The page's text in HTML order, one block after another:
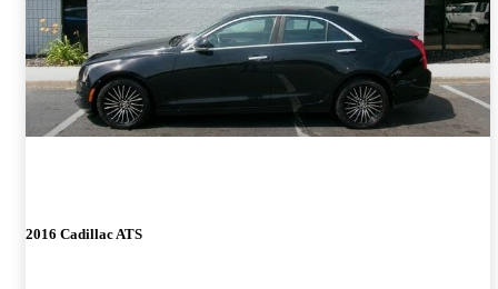
2016 Cadillac ATS